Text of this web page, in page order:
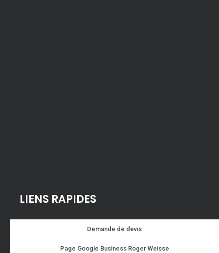
LIENS RAPIDES
Demande de devis
Page Google Business Roger Weisse